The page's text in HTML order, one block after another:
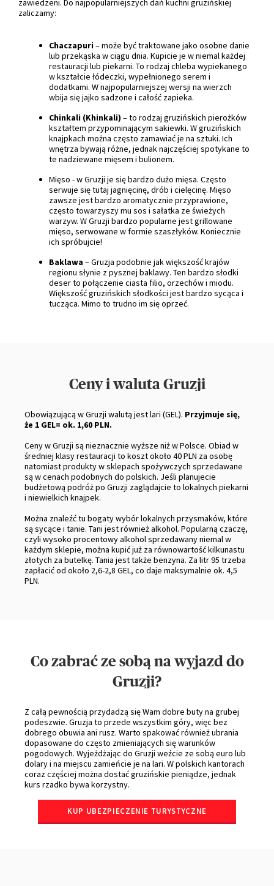
zawiedzeni. Do najpopularniejszych dań kuchni gruzińskiej
zaliczamy:
Chaczapuri– może być traktowane jako osobne danie
lub przekąska w ciągu dnia. Kupicie je w niemal każdej
restauracji lub piekarni. To rodzaj chleba wypiekanego
w kształcie łódeczki, wypełnionego serem i
dodatkami. W najpopularniejszej wersji na wierzch
wbija się jajko sadzone i całość zapieka.
Chinkali (Khinkali) – to rodzaj gruzińskich pierożków
kształtem przypominającym sakiewki. W gruzińskich
knajpkach można często zamawiać je na sztuki. Ich
wnętrza bywają różne, jednak najczęściej spotykane to
te nadziewane mięsem i bulionem.
Mięso - w Gruzji je się bardzo dużo mięsa. Często
serwuje się tutaj jagnięcinę, drób i cielęcinę. Mięso
zawsze jest bardzo aromatycznie przyprawione,
często towarzyszy mu sos i sałatka ze świeżych
warzyw. W Gruzji bardzo popularne jest grillowane
mięso, serwowane w formie szaszłyków. Koniecznie
ich spróbujcie!
Baklawa – Gruzja podobnie jak większość krajów
regionu słynie z pysznej baklawy. Ten bardzo słodki
deser to połączenie ciasta filio, orzechów i miodu.
Większość gruzińskich słodkości jest bardzo sycąca i
tucząca. Mimo to trudno im się oprzeć.
Ceny i waluta Gruzji
Obowiązującą w Gruzji walutą jest lari (GEL). Przyjmuje się,
że 1 GEL= ok. 1,60 PLN.
Ceny w Gruzji są nieznacznie wyższe niż w Polsce. Obiad w
średniej klasy restauracji to koszt około 40 PLN za osobę
natomiast produkty w sklepach spożywczych sprzedawane
są w cenach podobnych do polskich. Jeśli planujecie
budżetową podróż po Gruzji zaglądajcie to lokalnych piekarni
i niewielkich knajpek.
Można znaleźć tu bogaty wybór lokalnych przysmaków, które
są sycące i tanie. Tani jest również alkohol. Popularną czaczę,
czyli wysoko procentowy alkohol sprzedawany niemal w
każdym sklepie, można kupić już za równowartość kilkunastu
złotych za butelkę. Tania jest także benzyna. Za litr 95 trzeba
zapłacić od około 2,6-2,8 GEL, co daje maksymalnie ok. 4,5
PLN.
Co zabrać ze sobą na wyjazd do
Gruzji?
Z całą pewnością przydadzą się Wam dobre buty na grubej
podeszwie. Gruzja to przede wszystkim góry, więc bez
dobrego obuwia ani rusz. Warto spakować również ubrania
dopasowane do często zmieniających się warunków
pogodowych. Wyjeżdżając do Gruzji weźcie ze sobą euro lub
dolary i na miejscu zamieńcie je na lari. W polskich kantorach
coraz częściej można dostać gruzińskie pieniądze, jednak
kurs rzadko bywa korzystny.
KUP UBEZPIECZENIE TURYSTYCZNE